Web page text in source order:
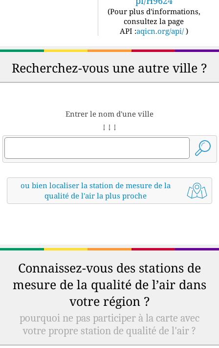
(Pour plus d'informations,
consultez la page
API :aqicn.org/api/ )
Recherchez-vous une autre ville ?
Entrer le nom d'une ville
↓ ↓ ↓
ou bien localiser la station de mesure de la
qualité de l'air la plus proche
Connaissez-vous des stations de
mesure de la qualité de l’air dans
votre région ?
pourquoi ne pas participer à la carte avec
votre propre station de qualité de l'air ?